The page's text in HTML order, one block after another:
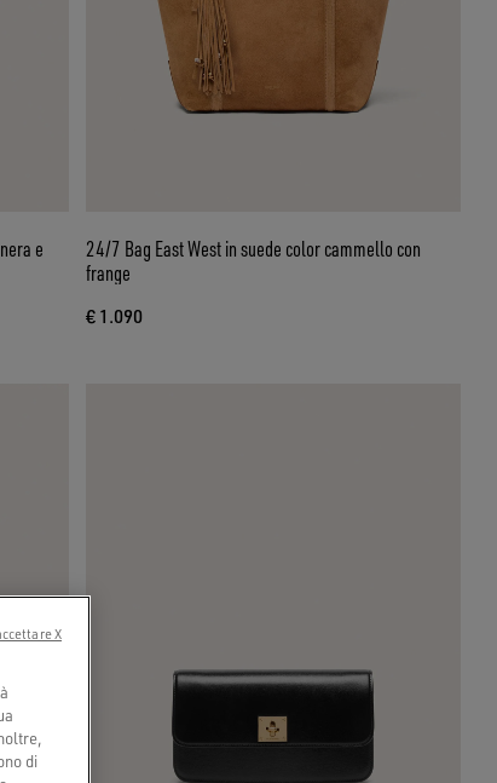
24/7 Bag East West in suede color cammello con
frange
€ 1.090
di
X